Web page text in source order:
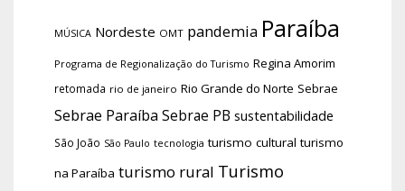
MÚSICA Nordeste OMT pandemia Paraíba
Programa de Regionalização do Turismo Regina Amorim
retomada rio de janeiro Rio Grande do Norte Sebrae
Sebrae Paraíba Sebrae PB sustentabilidade
São João São Paulo tecnologia turismo cultural turismo
na Paraíba turismo rural Turismo